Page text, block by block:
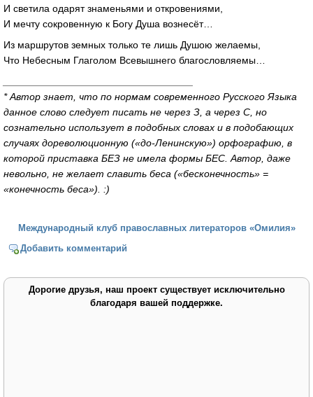
И светила одарят знаменьями и откровениями,
И мечту сокровенную к Богу Душа вознесёт…
Из маршрутов земных только те лишь Душою желаемы,
Что Небесным Глаголом Всевышнего благословляемы…
* Автор знает, что по нормам современного Русского Языка
данное слово следует писать не через З, а через С, но
сознательно использует в подобных словах и в подобающих
случаях дореволюционную («до-Ленинскую») орфографию, в
которой приставка БЕЗ не имела формы БЕС. Автор, даже
невольно, не желает славить беса («бесконечность» =
«конечность беса»). :)
Международный клуб православных литераторов «Омилия»
Добавить комментарий
Дорогие друзья, наш проект существует исключительно
благодаря вашей поддержке.